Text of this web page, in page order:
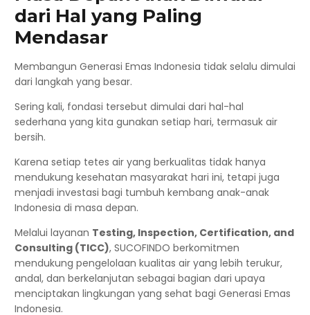
dari Hal yang Paling
Mendasar
Membangun Generasi Emas Indonesia tidak selalu dimulai
dari langkah yang besar.
Sering kali, fondasi tersebut dimulai dari hal-hal
sederhana yang kita gunakan setiap hari, termasuk air
bersih.
Karena setiap tetes air yang berkualitas tidak hanya
mendukung kesehatan masyarakat hari ini, tetapi juga
menjadi investasi bagi tumbuh kembang anak-anak
Indonesia di masa depan.
Melalui layanan Testing, Inspection, Certification, and
Consulting (TICC), SUCOFINDO berkomitmen
mendukung pengelolaan kualitas air yang lebih terukur,
andal, dan berkelanjutan sebagai bagian dari upaya
menciptakan lingkungan yang sehat bagi Generasi Emas
Indonesia.